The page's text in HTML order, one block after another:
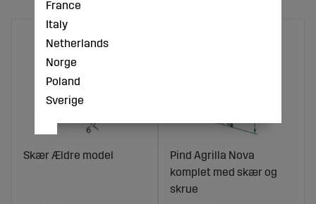
Skær Ældre model
Pind Agrilla Nova
komplet med skær og
skrue
France
Italy
Netherlands
Norge
Poland
Sverige